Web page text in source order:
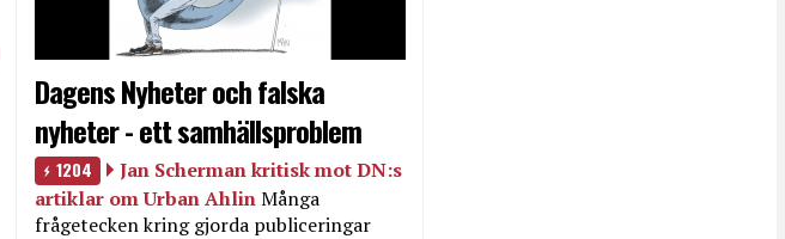
Dagens Nyheter och falska
nyheter - ett samhällsproblem
1204
Jan Scherman kritisk mot DN:s
artiklar om Urban AhlinMånga
frågetecken kring gjorda publiceringar